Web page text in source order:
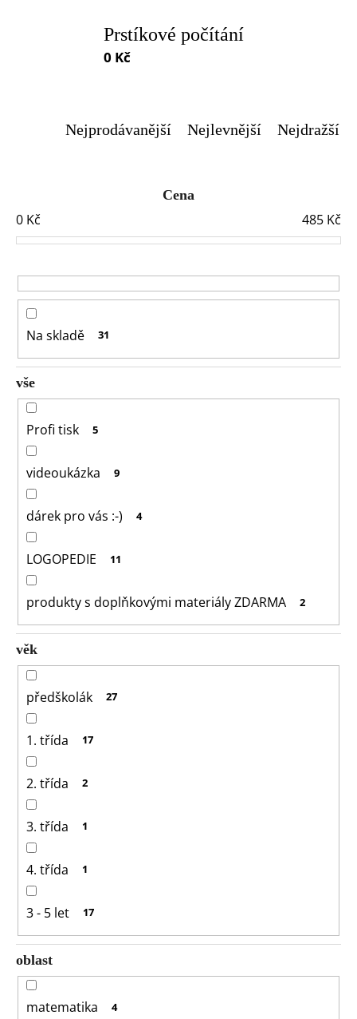
Prstíkové počítání
0 Kč
Nejprodávanější Nejlevnější Nejdražší
Cena
0 Kč 485 Kč
Na skladě 31
vše
Profi tisk 5
videoukázka 9
dárek pro vás :-) 4
LOGOPEDIE 11
produkty s doplňkovými materiály ZDARMA 2
věk
předškolák 27
1. třída 17
2. třída 2
3. třída 1
4. třída 1
3 - 5 let 17
oblast
matematika 4
D
o
r
u
m